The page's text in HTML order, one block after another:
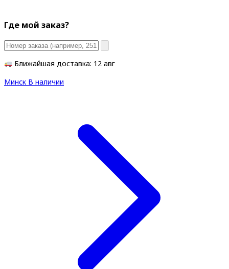
Где мой заказ?
Ближайшая доставка: 12 авг
Минск В наличии